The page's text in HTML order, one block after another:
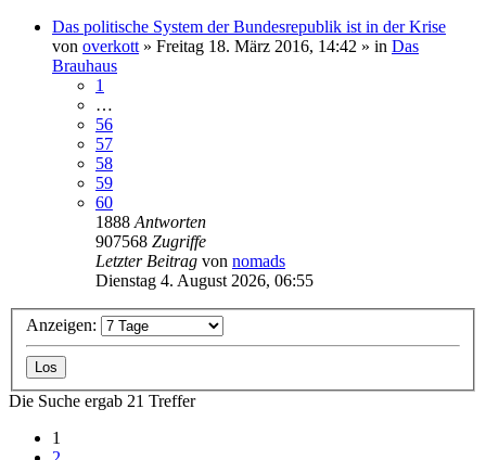
Das politische System der Bundesrepublik ist in der Krise
von overkott » Freitag 18. März 2016, 14:42 » in Das
Brauhaus
1
…
56
57
58
59
60
1888 Antworten
907568 Zugriffe
Letzter Beitrag von nomads
Dienstag 4. August 2026, 06:55
Anzeigen:
Die Suche ergab 21 Treffer
1